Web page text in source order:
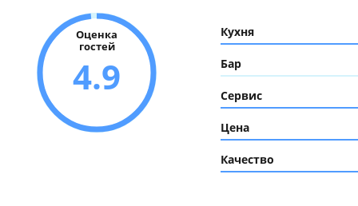
Оценка
гостей
4.9
Кухня
Бар
Сервис
Цена
Качество